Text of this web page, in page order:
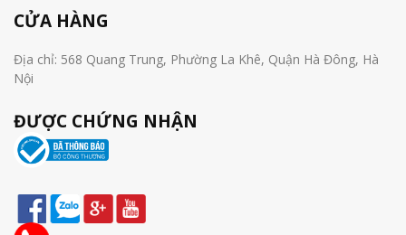
CỬA HÀNG
Địa chỉ: 568 Quang Trung, Phường La Khê, Quận Hà Đông, Hà
Nội
ĐƯỢC CHỨNG NHẬN